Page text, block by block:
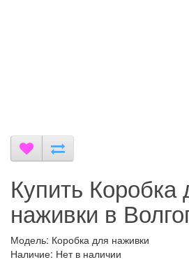
Купить Коробка
наживки в
Модель: Коробка для наживки
Наличие: Нет в наличии